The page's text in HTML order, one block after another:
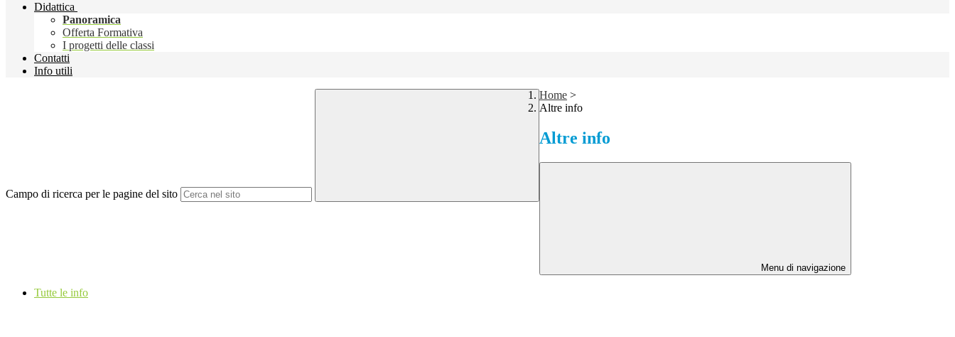
Didattica
Panoramica
Offerta Formativa
I progetti delle classi
Contatti
Info utili
Campo di ricerca per le pagine del sito
Home >
Altre info
Altre info
Menu di navigazione
Tutte le info